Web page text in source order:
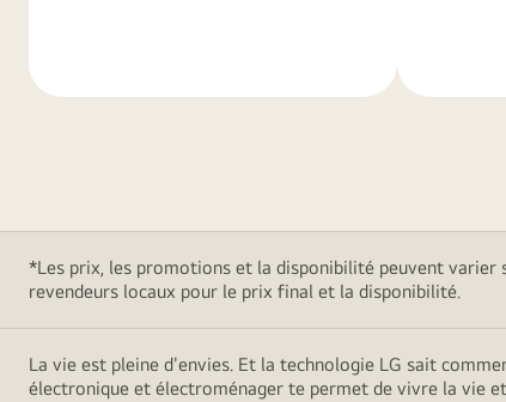
*Les prix, les promotions et la disponibilité peuvent varier
revendeurs locaux pour le prix final et la disponibilité.
La vie est pleine d'envies. Et la technologie LG sait
électronique et électroménager te permet de vivre la vie